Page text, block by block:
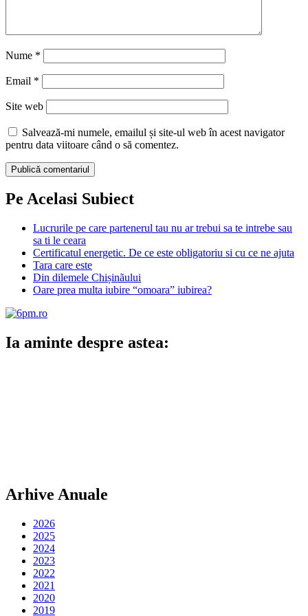
Serioase
Stiai ca frica are un miros si ca se poate transmite ca
un virus?
Serioase
Cum sa iti protejezi datele personale online? Care
sunt cele mai bune practici pentru a naviga in
siguranta pe Internet
Lasă un răspuns
Adresa ta de email nu va fi publicată.
marcate cu*
Comentariu*
Salvează-mi numele, emailul și site-ul web în acest navigator
pentru data viitoare când o să comentez.
Pe Acelasi Subiect
Lucrurile pe care partenerul tau nu ar trebui sa te intrebe sau
sa ti le ceara
Certificatul energetic. De ce este obligatoriu si cu ce ne ajuta